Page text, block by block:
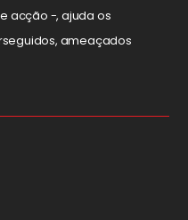
acção -, ajuda os
ameaçados